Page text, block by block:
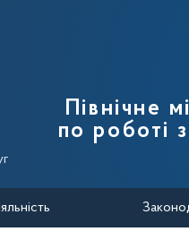
Державної
Північне
по роботі